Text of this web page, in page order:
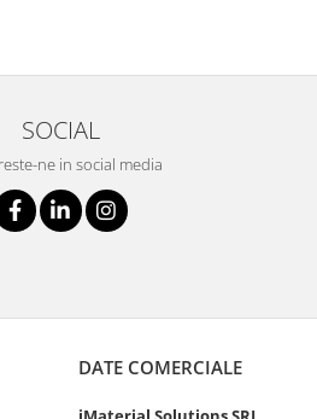
SOCIAL
ne in social media
DATE COMERCIALE